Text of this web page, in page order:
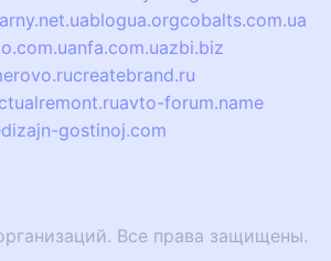
blogua.orgcobalts.com.ua
nfa.com.uazbi.biz
createbrand.ru
avto-forum.name
dizajn-gostinoj.com
Все права защищены.